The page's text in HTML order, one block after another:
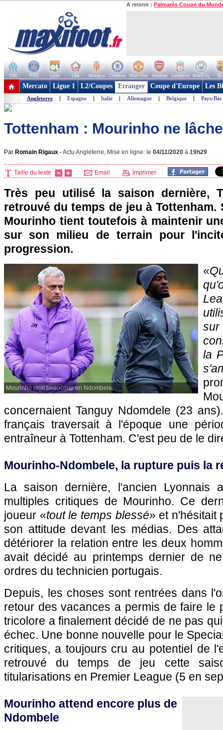
A retenir : Palmarès Coupe du
OM PSG Lyon Lille Monaco Chelsea Man Utd Arsenal Liverpool ManCity
+ de clubs
Mercato Ligue 1 L2/Coupes Etranger Coupe d'Europe Les
Angleterre | Espagne | Italie | Allemagne | Belgique | Pays-Bas
Tottenham : Mourinho ne
Par Romain Rigaux -Actu Angleterre, Mise en ligne: le 04/11/2020 à 19h29
Taille du texte: Email Imprimer
Très peu utilisé la saison dernière,
retrouvé du temps de jeu à Tottenham.
Mourinho tient toutefois à maintenir
sur son milieu de terrain pour
progression.
Mourinho croit beaucoup en Ndombele
«
la
concernaient Tanguy Ndomdele (23
français traversait à l'époque une
entraîneur à Tottenham. C'est peu de le
Mourinho-Ndombele, la rupture puis la
La saison dernière, l'ancien Lyonnais
multiples critiques de Mourinho. Ce
joueur «tout le temps blessé» et n'hésitait
son attitude devant les médias. Des
détériorer la relation entre les deux
avait décidé au printemps dernier de
ordres du technicien portugais.
Depuis, les choses sont rentrées dans
retour des vacances a permis de faire le
tricolore a finalement décidé de ne pas
échec. Une bonne nouvelle pour le
critiques, a toujours cru au potentiel de
retrouvé du temps de jeu cette
titularisations en Premier League (5 en
Mourinho attend encore plus de
Ndombele